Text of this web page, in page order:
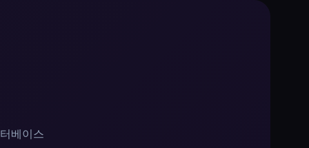
베이스